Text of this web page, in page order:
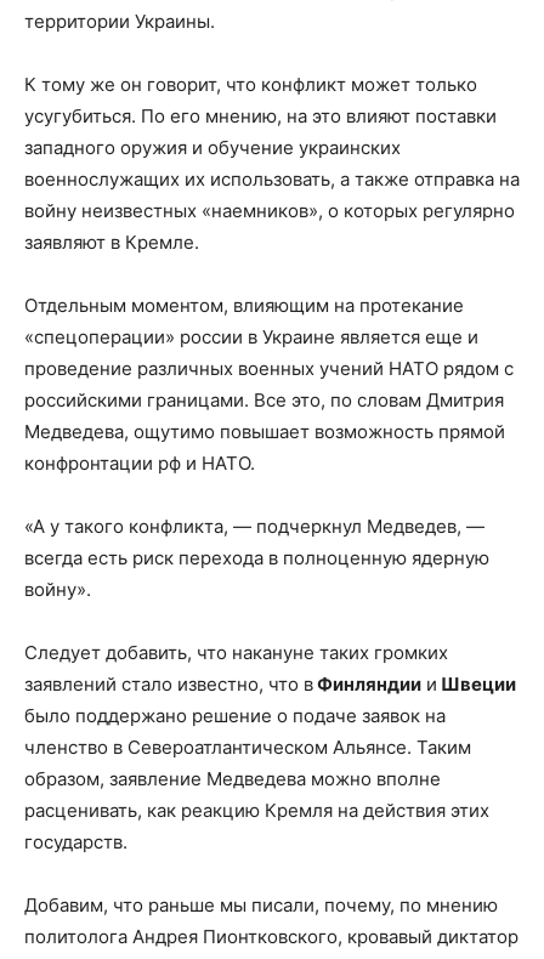
территории Украины.
К тому же он говорит, что конфликт может только
усугубиться. По его мнению, на это влияют поставки
западного оружия и обучение украинских
военнослужащих их использовать, а также отправка на
войну неизвестных «наемников», о которых регулярно
заявляют в Кремле.
Отдельным моментом, влияющим на протекание
«спецоперации» россии в Украине является еще и
проведение различных военных учений НАТО рядом с
российскими границами. Все это, по словам Дмитрия
Медведева, ощутимо повышает возможность прямой
конфронтации рф и НАТО.
«А у такого конфликта, — подчеркнул Медведев, —
всегда есть риск перехода в полноценную ядерную
войну».
Следует добавить, что накануне таких громких
заявлений стало известно, что вФинляндии и Швеции
было поддержано решение о подаче заявок на
членство в Североатлантическом Альянсе. Таким
образом, заявление Медведева можно вполне
расценивать, как реакцию Кремля на действия этих
государств.
Добавим, что раньше мы писали, почему, по мнению
политолога Андрея Пионтковского, кровавый диктатор